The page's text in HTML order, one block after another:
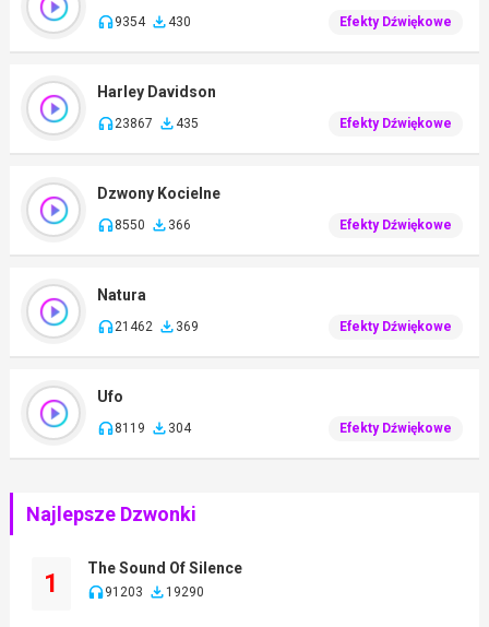
9354 430 Efekty Dźwiękowe
Harley Davidson
23867 435 Efekty Dźwiękowe
Dzwony Kocielne
8550 366 Efekty Dźwiękowe
Natura
21462 369 Efekty Dźwiękowe
Ufo
8119 304 Efekty Dźwiękowe
Najlepsze Dzwonki
1
The Sound Of Silence
91203 19290